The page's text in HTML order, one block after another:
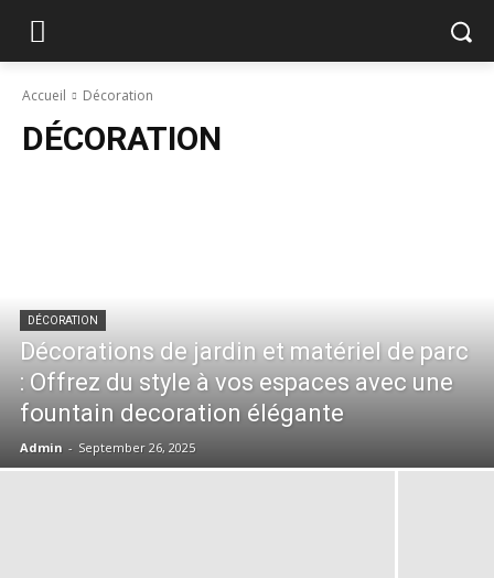
Accueil Décoration
DÉCORATION
DÉCORATION
Décorations de jardin et matériel de parc
: Offrez du style à vos espaces avec une
fountain decoration élégante
Admin - September 26, 2025